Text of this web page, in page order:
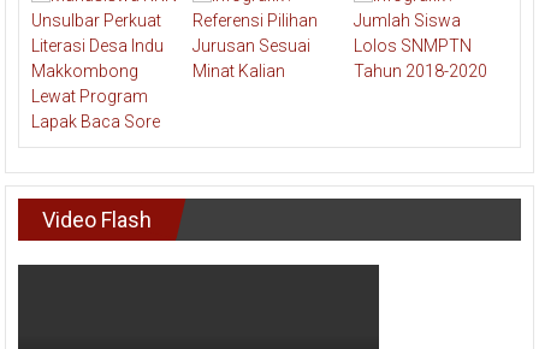
Video Flash